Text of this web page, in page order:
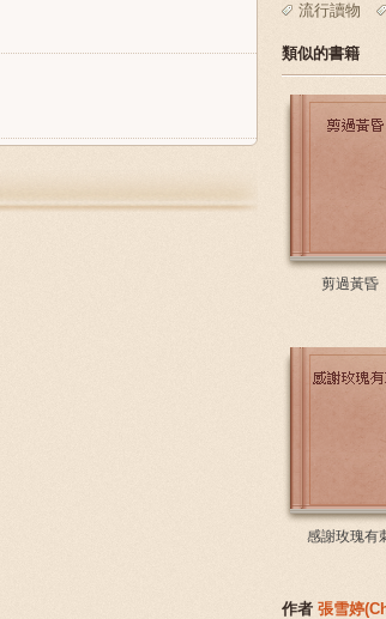
流行讀物
類似的書籍
剪過黃昏
感謝玫瑰有
作者 張雪婷